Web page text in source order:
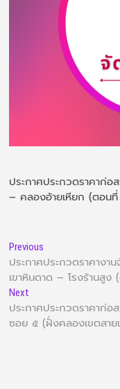
ประกาศประกวดราคาก่อ
– คลองอ้ายเหียก (ตอน
Previous
ประกาศประกวดราคางา
เขาหินดาด – โรงร้านสู
Next
ประกาศประกวดราคาก่
ซอย ๕ (ฝั่งคลองเขตสาย